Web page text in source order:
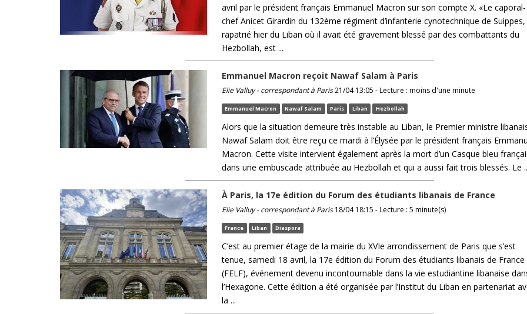
avril par le président français Emmanuel Macron sur son compte X. «Le caporal-
chef Anicet Girardin du 132ème régiment d’infanterie cynotechnique de Suippes,
rapatrié hier du Liban où il avait été gravement blessé par des combattants du
Hezbollah, est ...
Emmanuel Macron reçoit Nawaf Salam à Paris
Elie Valluy - correspondant à Paris21/04 13:05 - Lecture : moins d'une minute
Emmanuel Macron Nawaf Salam Paris Liban Hezbollah
Alors que la situation demeure très instable au Liban, le Premier ministre
Nawaf Salam doit être reçu ce mardi à l’Élysée par le président français
Macron. Cette visite intervient également après la mort d’un Casque bleu
dans une embuscade attribuée au Hezbollah et qui a aussi fait trois blessés. Le
À Paris, la 17e édition du Forum des étudiants libanais de France
Elie Valluy - correspondant à Paris18/04 18:15 - Lecture : 5 minute(s)
France Liban Diaspora
C’est au premier étage de la mairie du XVIe arrondissement de Paris que s’est
tenue, samedi 18 avril, la 17e édition du Forum des étudiants libanais de France
(FELF), événement devenu incontournable dans la vie estudiantine libanaise
l’Hexagone. Cette édition a été organisée par l’Institut du Liban en partenariat
la ...